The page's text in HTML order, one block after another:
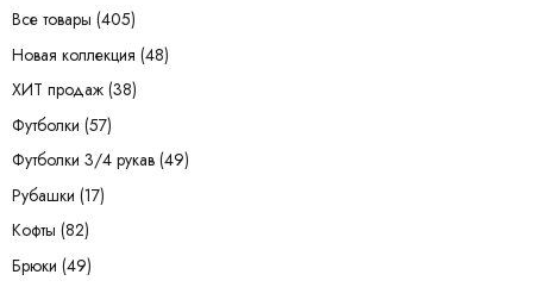
Все товары (405)
Новая коллекция (48)
ХИТ продаж (38)
Футболки (57)
Футболки 3/4 рукав (49)
Рубашки (17)
Кофты (82)
Брюки (49)